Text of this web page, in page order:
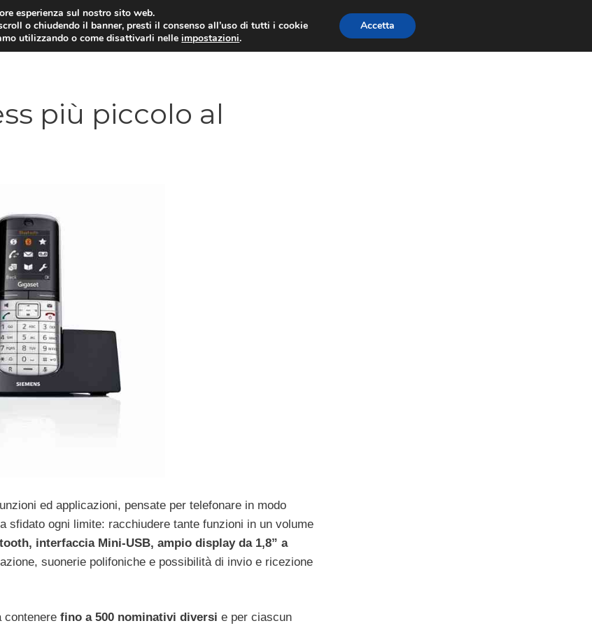
TARIFFE E PROMOZIONI
più piccolo al
ed applicazioni, pensate per telefonare in modo
ogni limite: racchiudere tante funzioni in un volume
interfaccia Mini-USB, ampio display da 1,8” a
suonerie polifoniche e possibilità di invio e ricezione
contenere fino a 500 nominativi diversi e per ciascun
esperienza sul nostro sito web.
o chiudendo il banner, presti il consenso all’uso di tutti i cookie
utilizzando o come disattivarli nelleimpostazioni.
Accetta